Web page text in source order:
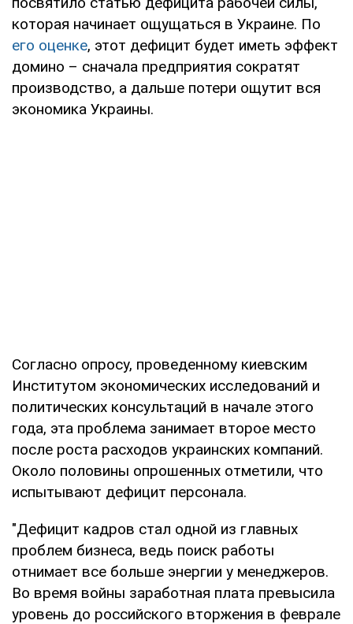
которая начинает ощущаться в Украине. По
его оценке, этот дефицит будет иметь эффект
домино – сначала предприятия сократят
производство, а дальше потери ощутит вся
экономика Украины.
Согласно опросу, проведенному киевским
Институтом экономических исследований и
политических консультаций в начале этого
года, эта проблема занимает второе место
после роста расходов украинских компаний.
Около половины опрошенных отметили, что
испытывают дефицит персонала.
"Дефицит кадров стал одной из главных
проблем бизнеса, ведь поиск работы
отнимает все больше энергии у менеджеров.
Во время войны заработная плата превысила
уровень до российского вторжения в феврале